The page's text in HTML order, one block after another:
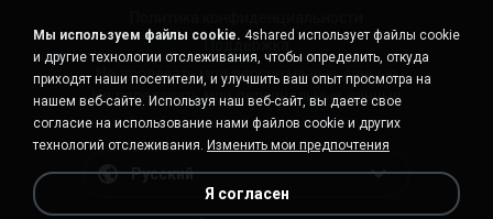
Поддержка
Не продавать мои персональные данные
Не передавать мои персональные данные
Русский
Мы используем файлы cookie. 4shared использует файлы cookie
и другие технологии отслеживания, чтобы определить, откуда
приходят наши посетители, и улучшить ваш опыт просмотра на
нашем веб-сайте. Используя наш веб-сайт, вы даете свое
согласие на использование нами файлов cookie и других
технологий отслеживания. Изменить мои предпочтения
Я согласен